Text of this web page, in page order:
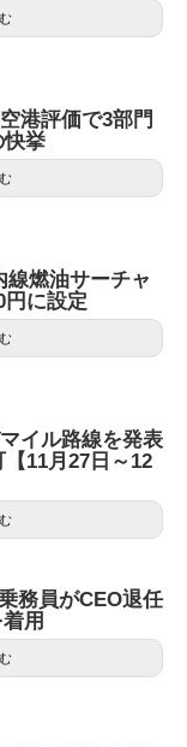
港評価で3部門
快挙
線燃油サーチャ
円に設定
イル路線を発表
11月27日～12
務員がCEO退任
用